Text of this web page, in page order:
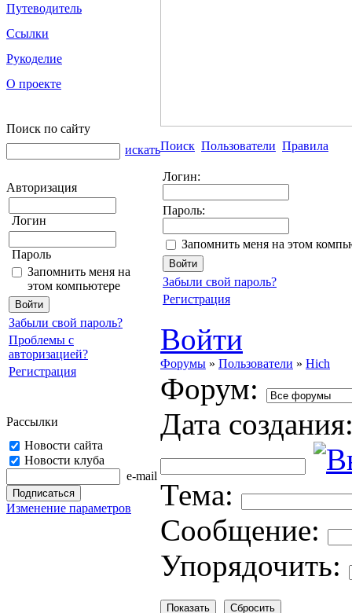
Путеводитель
Ссылки
Рукоделие
О проекте
Поиск по сайту
искать
Авторизация
Логин
Пароль
Запомнить меня на
этом компьютере
Забыли свой пароль?
Проблемы с
авторизацией?
Регистрация
Рассылки
Новости сайта
Новости клуба
e-mail
Изменение параметров
Поиск Пользователи Правила
Логин:
Пароль:
Запомнить меня на этом
Забыли свой пароль?
Регистрация
Войти
Форумы » Пользователи » Hich
Форум:
Дата
Тема:
Cooбщение:
Упорядочить: